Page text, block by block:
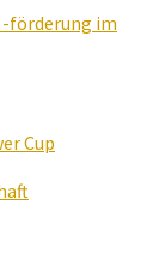
förderung im
Cup